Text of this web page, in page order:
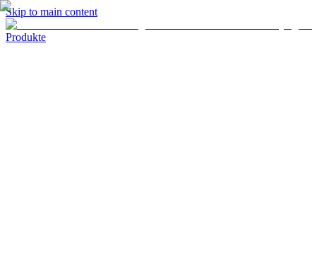
Skip to main content
Produkte